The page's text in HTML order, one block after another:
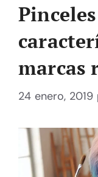
marcas
24 enero, 2019